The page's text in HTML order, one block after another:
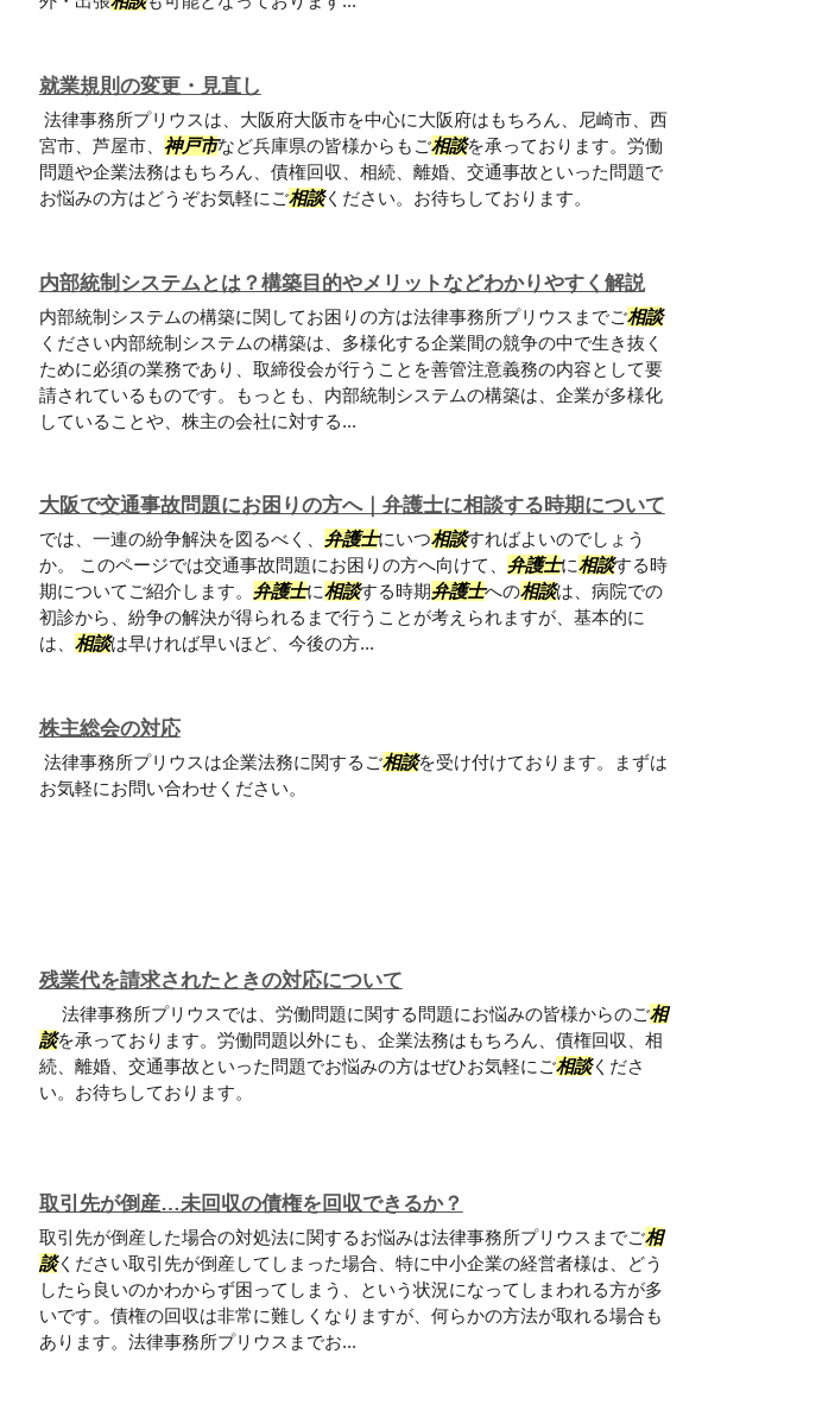
就業規則の変更・見直し
法律事務所プリウスは、大阪府大阪市を中心に大阪府はもちろん、尼崎市、西
宮市、芦屋市、 神戸市など兵庫県の皆様からもご相談を承っております。労働
問題や企業法務はもちろん、債権回収、相続、離婚、交通事故といった問題で
お悩みの方はどうぞお気軽にご相談ください。お待ちしております。
内部統制システムとは？構築目的やメリットなどわかりやすく解説
内部統制システムの構築に関してお困りの方は法律事務所プリウスまでご相談
ください内部統制システムの構築は、多様化する企業間の競争の中で生き抜く
ために必須の業務であり、取締役会が行うことを善管注意義務の内容として要
請されているものです。もっとも、内部統制システムの構築は、企業が多様化
していることや、株主の会社に対する...
大阪で交通事故問題にお困りの方へ｜弁護士に相談する時期について
では、一連の紛争解決を図るべく、 弁護士にいつ相談すればよいのでしょう
か。 このページでは交通事故問題にお困りの方へ向けて、 弁護士に相談する時
期についてご紹介します。 弁護士に相談する時期弁護士への相談は、病院での
初診から、紛争の解決が得られるまで行うことが考えられますが、基本的に
は、 相談は早ければ早いほど、今後の方...
株主総会の対応
法律事務所プリウスは企業法務に関するご相談を受け付けております。まずは
お気軽にお問い合わせください。
残業代を請求されたときの対応について
法律事務所プリウスでは、労働問題に関する問題にお悩みの皆様からのご相
談を承っております。労働問題以外にも、企業法務はもちろん、債権回収、相
続、離婚、交通事故といった問題でお悩みの方はぜひお気軽にご相談くださ
い。お待ちしております。
取引先が倒産…未回収の債権を回収できるか？
取引先が倒産した場合の対処法に関するお悩みは法律事務所プリウスまでご相
談ください取引先が倒産してしまった場合、特に中小企業の経営者様は、どう
したら良いのかわからず困ってしまう、という状況になってしまわれる方が多
いです。債権の回収は非常に難しくなりますが、何らかの方法が取れる場合も
あります。法律事務所プリウスまでお...